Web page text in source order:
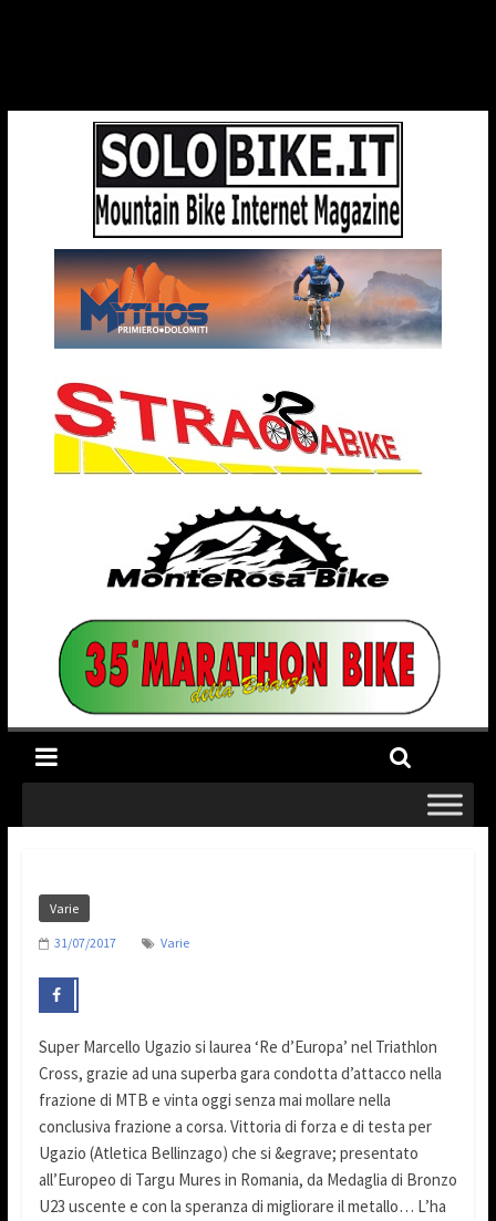
Varie
31/07/2017 Varie
Super Marcello Ugazio si laurea ‘Re d’Europa’ nel Triathlon
Cross, grazie ad una superba gara condotta d’attacco nella
frazione di MTB e vinta oggi senza mai mollare nella
conclusiva frazione a corsa. Vittoria di forza e di testa per
Ugazio (Atletica Bellinzago) che si &egrave; presentato
all’Europeo di Targu Mures in Romania, da Medaglia di Bronzo
U23 uscente e con la speranza di migliorare il metallo… L’ha